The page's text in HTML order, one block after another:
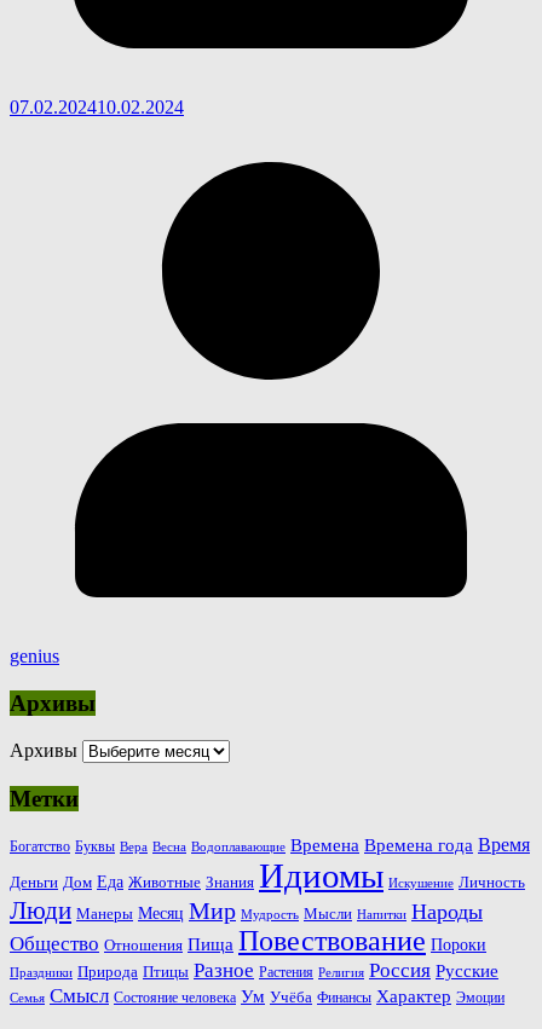
07.02.202410.02.2024
genius
Архивы
Архивы
Метки
Богатство Буквы Вера Весна Водоплавающие Времена Времена года Время
Деньги Дом Еда Животные Знания Идиомы Искушение Личность
Люди Манеры Месяц Мир Мудрость Мысли Напитки Народы
Общество Отношения Пища Повествование Пороки
Праздники Природа Птицы Разное Растения Религия Россия Русские
Семья Смысл Состояние человека Ум Учёба Финансы Характер Эмоции